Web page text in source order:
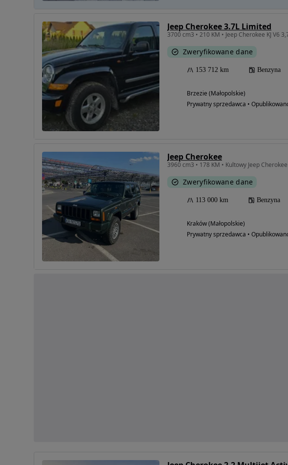
Jeep Cherokee 3.7L Limited
3700 cm3 • 210 KM • Jeep Cherokee KJ V6
Zweryfikowane dane
153 712 km Benzyna
Brzezie (Małopolskie)
Prywatny sprzedawca •
Jeep Cherokee
Zweryfikowane dane
113 000 km Benzyna
Kraków (Małopolskie)
Prywatny sprzedawca •